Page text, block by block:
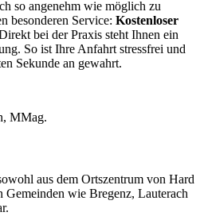
so angenehm wie möglich zu
besonderen Service: Kostenloser
bei der Praxis steht Ihnen ein
So ist Ihre Anfahrt stressfrei und
Sekunde an gewahrt.
aus dem Ortszentrum von Hard
Gemeinden wie Bregenz, Lauterach